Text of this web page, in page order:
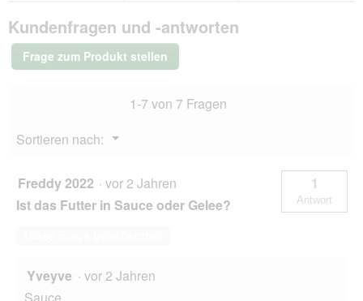
.
Stripes
Nassfutter
Adult
Kundenfragen und -antworten
Frage zum Produkt stellen
1-7 von 7 Fragen
Sortieren nach:
▼
Menü
Freddy 2022 · vor 2 Jahren
Ist das Futter in Sauce oder Gelee?
1
Antwort
Yveyve · vor 2 Jahren
Sauce